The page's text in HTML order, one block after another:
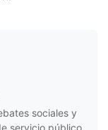
sociales y